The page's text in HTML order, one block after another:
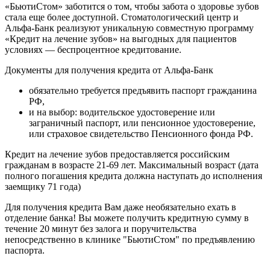
«БьютиСтом» заботится о том, чтобы забота о здоровье зубов
стала еще более доступной. Стоматологический центр и
Альфа-Банк реализуют уникальную совместную программу
«Кредит на лечение зубов» на выгодных для пациентов
условиях — беспроцентное кредитование.
Документы для получения кредита от Альфа-Банк
обязательно требуется предъявить паспорт гражданина
РФ,
и на выбор: водительское удостоверение или
заграничный паспорт, или пенсионное удостоверение,
или страховое свидетельство Пенсионного фонда РФ.
Кредит на лечение зубов предоставляется российским
гражданам в возрасте 21-69 лет. Максимальный возраст (дата
полного погашения кредита должна наступать до исполнения
заемщику 71 года)
Для получения кредита Вам даже необязательно ехать в
отделение банка! Вы можете получить кредитную сумму в
течение 20 минут без залога и поручительства
непосредственно в клинике "БьютиСтом" по предъявлению
паспорта.